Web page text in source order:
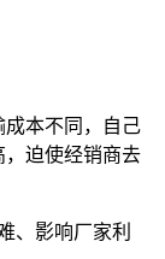
本不同，自己
迫使经销商去
、影响厂家利